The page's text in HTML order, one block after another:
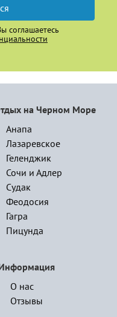
соглашаетесь
на Черном Море
Анапа
Лазаревское
Геленджик
Сочи и Адлер
Судак
Феодосия
Гагра
Пицунда
О нас
Отзывы